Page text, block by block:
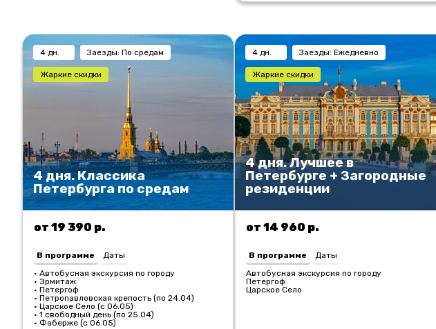
4 дн. Заезды: По средам
Жаркие скидки
4 дня. Классика
Петербурга по средам
от 19 390 р.
В программе
Даты
• Автобусная экскурсия по городу
• Эрмитаж
• Петергоф
• Петропавловская крепость (по 24.04)
• Царское Село (с 06.05)
• 1 свободный день (по 25.04)
• Фаберже (с 06.05)
4 дн. Заезды: Ежедневно
Жаркие скидки
4 дня. Лучшее в
Петербурге + Загородные
резиденции
от 14 960 р.
В программе
Даты
Автобусная экскурсия по городу
Петергоф
Царское Село